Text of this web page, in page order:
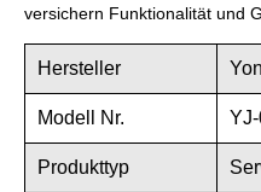
versichern Funktionalität und
Hersteller
Modell Nr.
Produkttyp